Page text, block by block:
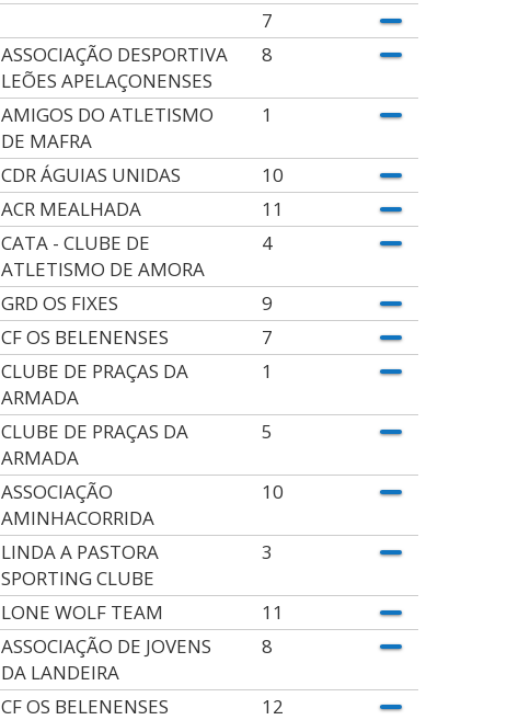
7
ASSOCIAÇÃO DESPORTIVA
LEÕES APELAÇONENSES
8
AMIGOS DO ATLETISMO
DE MAFRA
1
CDR ÁGUIAS UNIDAS
10
ACR MEALHADA
11
CATA - CLUBE DE
ATLETISMO DE AMORA
4
GRD OS FIXES
9
CF OS BELENENSES
7
CLUBE DE PRAÇAS DA
ARMADA
1
CLUBE DE PRAÇAS DA
ARMADA
5
ASSOCIAÇÃO
AMINHACORRIDA
10
LINDA A PASTORA
SPORTING CLUBE
3
LONE WOLF TEAM
11
ASSOCIAÇÃO DE JOVENS
DA LANDEIRA
8
CF OS BELENENSES
12